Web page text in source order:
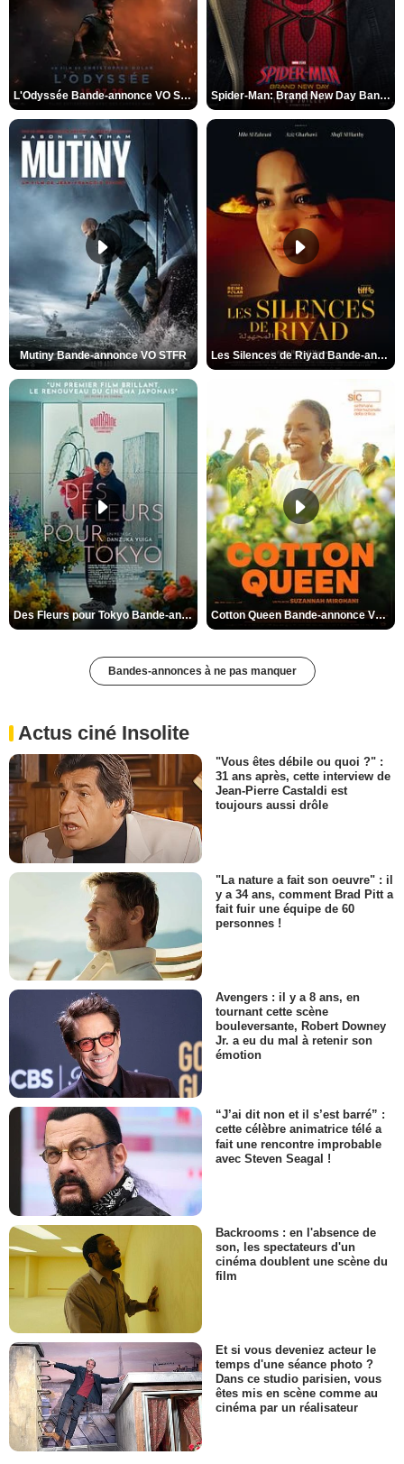
L'Odyssée Bande-annonce VO STFR Spider-Man: Brand New Day Bande-annonce VO STFR
Mutiny Bande-annonce VO STFR Les Silences de Riyad Bande-annonce VO STFR
Des Fleurs pour Tokyo Bande-annonce VO STFR Cotton Queen Bande-annonce VO STFR
Bandes-annonces à ne pas manquer
Actus ciné Insolite
"Vous êtes débile ou quoi ?" :
31 ans après, cette interview de
Jean-Pierre Castaldi est
toujours aussi drôle
"La nature a fait son oeuvre" : il
y a 34 ans, comment Brad Pitt a
fait fuir une équipe de 60
personnes !
Avengers : il y a 8 ans, en
tournant cette scène
bouleversante, Robert Downey
Jr. a eu du mal à retenir son
émotion
“J’ai dit non et il s’est barré” :
cette célèbre animatrice télé a
fait une rencontre improbable
avec Steven Seagal !
Backrooms : en l'absence de
son, les spectateurs d'un
cinéma doublent une scène du
film
Et si vous deveniez acteur le
temps d'une séance photo ?
Dans ce studio parisien, vous
êtes mis en scène comme au
cinéma par un réalisateur